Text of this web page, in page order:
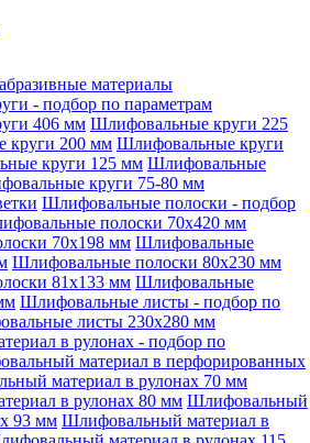
материалы
- подбор по параметрам
406 мм Шлифовальные круги 225
круги 200 мм Шлифовальные круги
круги 125 мм Шлифовальные
круги 75-80 мм
Шлифовальные полоски - подбор
полоски 70x420 мм
70x198 мм Шлифовальные
Шлифовальные полоски 80x230 мм
81x133 мм Шлифовальные
Шлифовальные листы - подбор по
листы 230x280 мм
в рулонах - подбор по
материал в перфорированных
материал в рулонах 70 мм
в рулонах 80 мм Шлифовальный
93 мм Шлифовальный материал в